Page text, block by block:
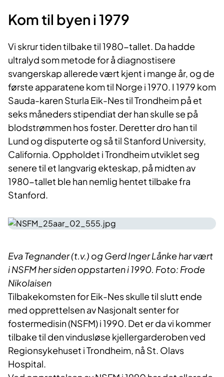
Kom til byen i 1979
Vi skrur tiden tilbake til 1980-tallet. Da hadde
ultralyd som metode for å diagnostisere
svangerskap allerede vært kjent i mange år, og de
første apparatene kom til Norge i 1970. I 1979 kom
Sauda-karen Sturla Eik-Nes til Trondheim på et
seks måneders stipendiat der han skulle se på
blodstrømmen hos foster. Deretter dro han til
Lund og disputerte og så til Stanford University,
California. Oppholdet i Trondheim utviklet seg
senere til et langvarig ekteskap, på midten av
1980-tallet ble han nemlig hentet tilbake fra
Stanford.
Eva Tegnander (t.v.) og Gerd Inger Lånke har vært
i NSFM her siden oppstarten i 1990. Foto: Frode
Nikolaisen
Tilbakekomsten for Eik-Nes skulle til slutt ende
med opprettelsen av Nasjonalt senter for
fostermedisin (NSFM) i 1990. Det er da vi kommer
tilbake til den vindusløse kjellergarderoben ved
Regionsykehuset i Trondheim, nå St. Olavs
Hospital.